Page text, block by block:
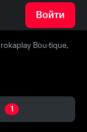
Войти
rokaplay Bou·tique,
1